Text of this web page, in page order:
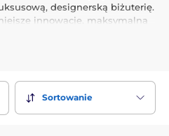
designerską biżuterię.
innowacje, maksymalną
dla ciała, aksamitny
detale z 24-karatowego złota
Sortowanie